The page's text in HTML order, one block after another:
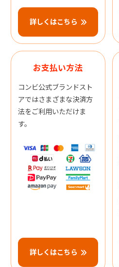
詳しくはこちら
お支払い方法
コンビ公式ブランドスト
アではさまざまな決済方
法をご利用いただけま
す。
詳しくはこちら